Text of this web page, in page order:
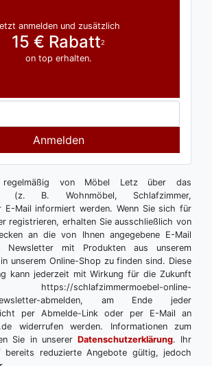
anmelden und zusätzlich
15 € Rabatt2
on top erhalten.
Anmelden
von Möbel Letz über das
(z. B. Wohnmöbel, Schlafzimmer,
E-Mail informiert werden. Wenn Sie sich für
registrieren, erhalten Sie ausschließlich von
an die von Ihnen angegebene E-Mail
Newsletter mit Produkten aus unserem
unserem Online-Shop zu finden sind. Diese
kann jederzeit mit Wirkung für die Zukunft
online-
newsletter-abmelden, am Ende jeder
per Abmelde-Link oder per E-Mail an
widerrufen werden. Informationen zum
Sie in unserer Datenschutzerklärung. Ihr
bereits reduzierte Angebote gültig, jedoch